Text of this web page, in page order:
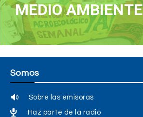
MEDIO AMBIENTE
Somos
Sobre las emisoras
Haz parte de la radio